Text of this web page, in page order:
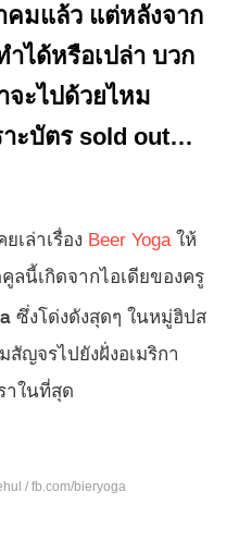
คมแล้ว แต่หลังจาก
ำได้หรือเปล่า บวก
จะไปด้วยไหม
าะบัตร sold out…
เล่าเรื่อง Beer Yoga ให้
ลนี้เกิดจากไอเดียของครู
ซึ่งโด่งดังสุดๆ ในหมู่ฮิปส
สัญจรไปยังฝั่งอเมริกา
าในที่สุด
/ fb.com/bieryoga